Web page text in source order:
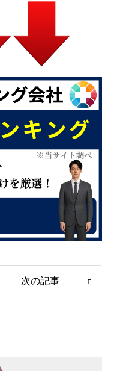
次の記事